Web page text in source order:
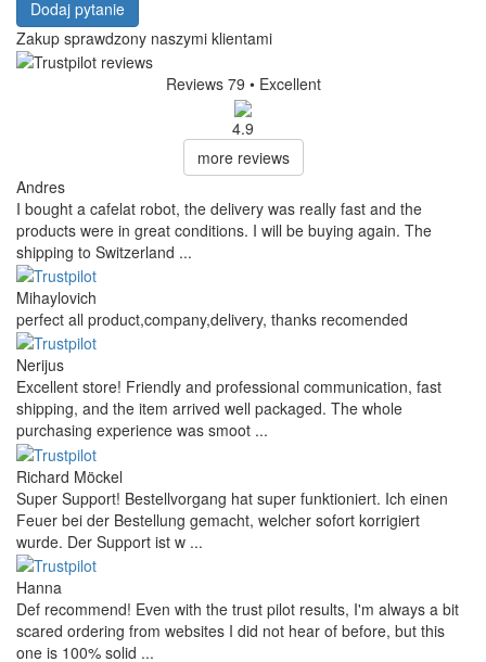
FAQ (NEO Flex Training Disc |
Flair Neo Flex)
Twoje imię
Twój adres e-mail
Adres e-mail nie jest wymagany. Służy on wyłącznie do wysłania
odpowiedzi i nie zostanie opublikowany.
Twoje pytanie
Dodaj pytanie
Zakup sprawdzony naszymi klientami
Reviews 79 • Excellent